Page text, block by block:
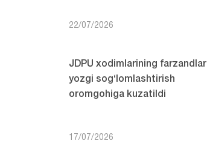
22/07/2026
JDPU xodimlarining farzandlari
yozgi sog‘lomlashtirish
oromgohiga kuzatildi
17/07/2026